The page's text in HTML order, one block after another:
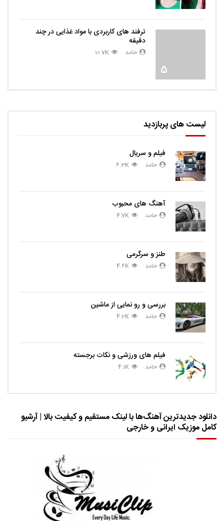
5
ترفند های کاربردی با مواد غذایی در چند
دقیقه
حامد 10.7K
لیست های پربازدید
فیلم و سریال
حامد 6.3K
آهنگ های محبوب
حامد 4.7K
طنز و سرگرمی
حامد 4.6K
بررسی و رو نمایی از ماشین
حامد 4.2K
فیلم های ورزشی و نکات برجسته
حامد 4.1K
دانلود جدیدترین آهنگ‌ها با لینک مستقیم و کیفیت بالا | آرشیو
کامل موزیک ایرانی و خارجی